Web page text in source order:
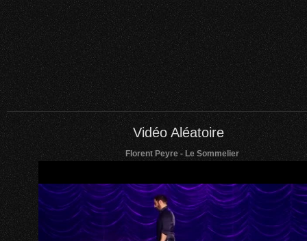
Vidéo Aléatoire
Florent Peyre - Le Sommelier